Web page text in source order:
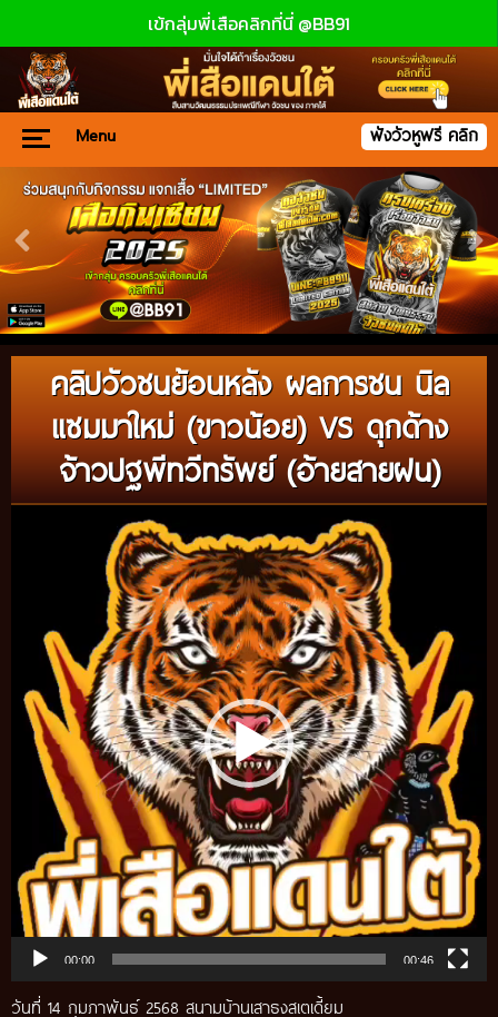
เข้กลุ่มพี่เสือคลิกที่นี่ @BB91
Menu ฟังวัวหูฟรี คลิก
คลิปวัวชนย้อนหลัง ผลการชน นิล
แซมมาใหม่ (ขาวน้อย) VS ดุกด้าง
จ้าวปฐพีทวีทรัพย์ (อ้ายสายฝน)
00:00 00:46
วันที่ 14 กุมภาพันธ์ 2568 สนามบ้านเสาธงสเตเดี้ยม